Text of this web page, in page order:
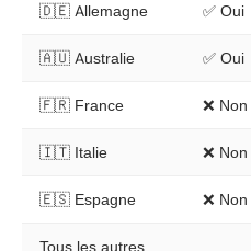
🇩🇪 Allemagne ✅ Oui
🇦🇺 Australie ✅ Oui
🇫🇷 France ❌ Non
🇮🇹 Italie ❌ Non
🇪🇸 Espagne ❌ Non
Tous les autres